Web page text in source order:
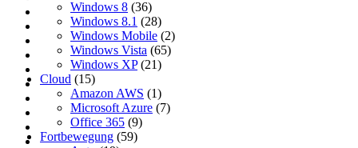
Windows 8 (36)
Windows 8.1 (28)
Windows Mobile (2)
Windows Vista (65)
Windows XP(21)
Cloud (15)
Amazon AWS (1)
Microsoft Azure (7)
Office 365 (9)
Fortbewegung (59)